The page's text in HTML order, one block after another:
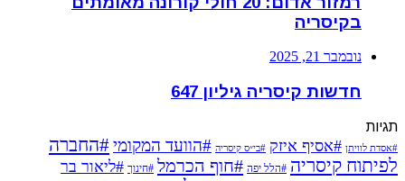
בקיסריה
נובמבר 21, 2025
חדשות קיסריה גיליון 647
תגיות
#אסדת לוויתן #אסיף איזק #בי״ס קיסריה #הוועד המקומי#החברה
לפיתוח קיסריה #הלל יפה #חוף הכרמל #חינוך #ליאור בר